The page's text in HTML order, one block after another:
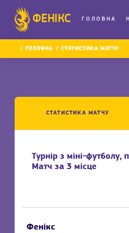
ФЕНІКС ГОЛОВНА
ГОЛОВНА СТАТИСТИКА МАТЧУ
СТАТИСТИКА МАТЧУ
Турнір з міні-
Матч за 3 місце
Фенікс